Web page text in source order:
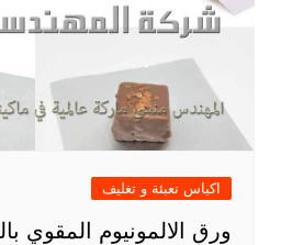
اكياس تعبئة و تغليف
ورق الالمونيوم المقوي